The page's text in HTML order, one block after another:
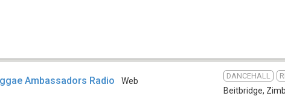
Ambassadors Radio Web
DANCEHALL
Beitbridge,